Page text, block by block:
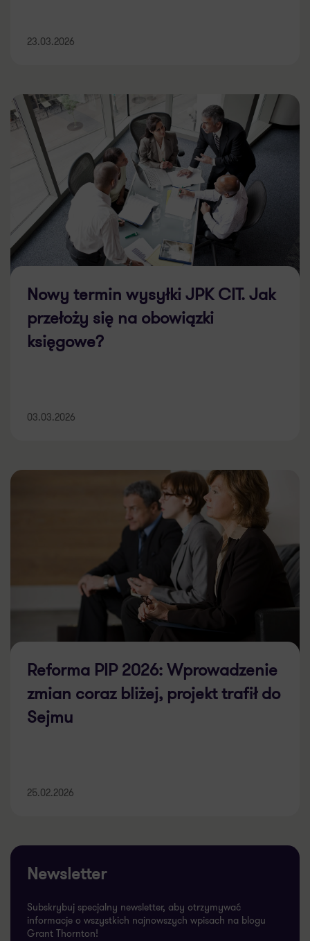
23.03.2026
Nowy termin wysyłki JPK CIT. Jak
przełoży się na obowiązki
księgowe?
03.03.2026
Reforma PIP 2026: Wprowadzenie
zmian coraz bliżej, projekt trafił do
Sejmu
25.02.2026
Newsletter
Subskrybuj specjalny newsletter, aby otrzymywać
informacje o wszystkich najnowszych wpisach na blogu
Grant Thornton!